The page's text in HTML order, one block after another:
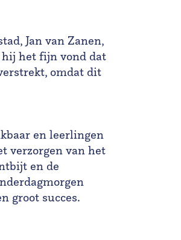
Jan van Zanen,
hij het fijn vond dat
omdat dit
en leerlingen
verzorgen van het
en de
groot succes.